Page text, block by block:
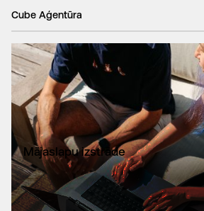
Cube Aģentūra
Mājaslapu izstrāde